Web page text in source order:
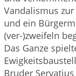
Vandalismus
und ein
(ver-)zweifeln
Das Ganze
Bruder